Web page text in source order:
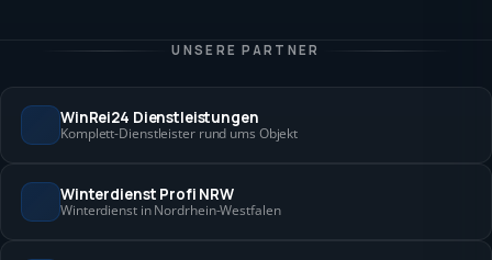
UNSERE PARTNER
WinRei24 Dienstleistungen
Komplett-Dienstleister rund ums Objekt
Winterdienst Profi NRW
Winterdienst in Nordrhein-Westfalen